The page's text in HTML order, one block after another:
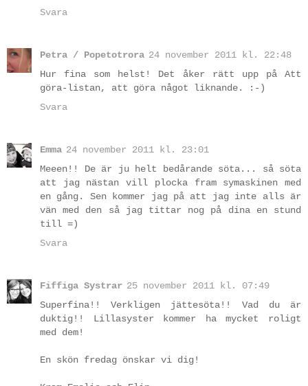
Svara
Petra / Popetotrora 24 november 2011 kl. 22:48
Hur fina som helst! Det åker rätt upp på Att
göra-listan, att göra något liknande. :-)
Svara
Emma 24 november 2011 kl. 23:01
Meeen!! De är ju helt bedårande söta... så söta
att jag nästan vill plocka fram symaskinen med
en gång. Sen kommer jag på att jag inte alls är
vän med den så jag tittar nog på dina en stund
till =)
Svara
Fiffiga Systrar 25 november 2011 kl. 07:49
Superfina!! Verkligen jättesöta!! Vad du är
duktig!! Lillasyster kommer ha mycket roligt
med dem!
En skön fredag önskar vi dig!